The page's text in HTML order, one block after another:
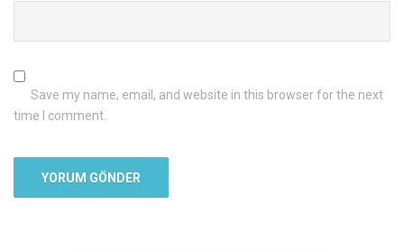
Save my name, email, and website in this browser for the next
time I comment.